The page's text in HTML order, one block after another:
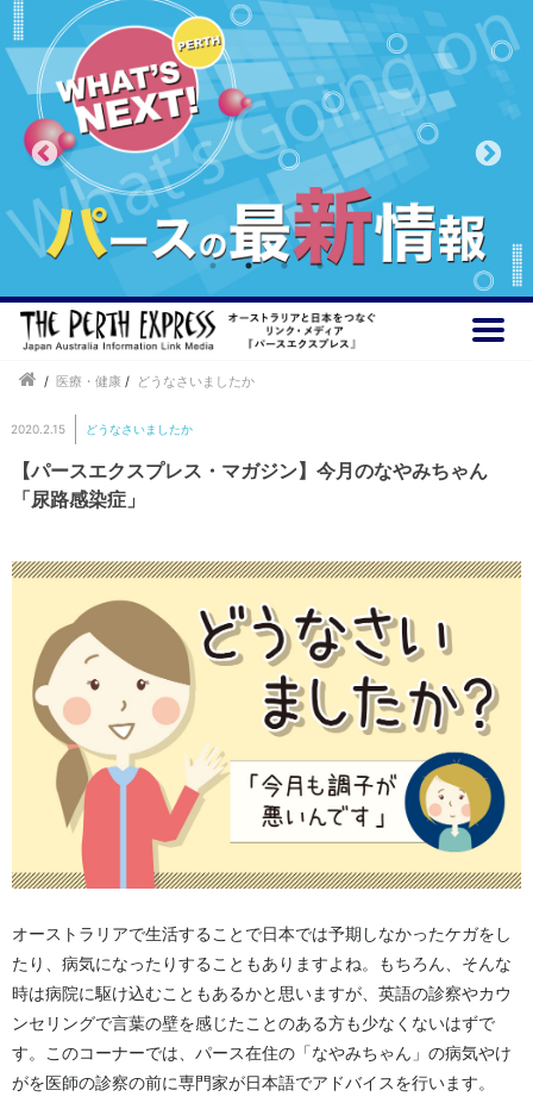
/ 医療・健康 / どうなさいましたか
2020.2.15 どうなさいましたか
【パースエクスプレス・マガジン】今月のなやみちゃん
「尿路感染症」
オーストラリアで生活することで日本では予期しなかったケガをし
たり、病気になったりすることもありますよね。もちろん、そんな
時は病院に駆け込むこともあるかと思いますが、英語の診察やカウ
ンセリングで言葉の壁を感じたことのある方も少なくないはずで
す。このコーナーでは、パース在住の「なやみちゃん」の病気やけ
がを医師の診察の前に専門家が日本語でアドバイスを行います。